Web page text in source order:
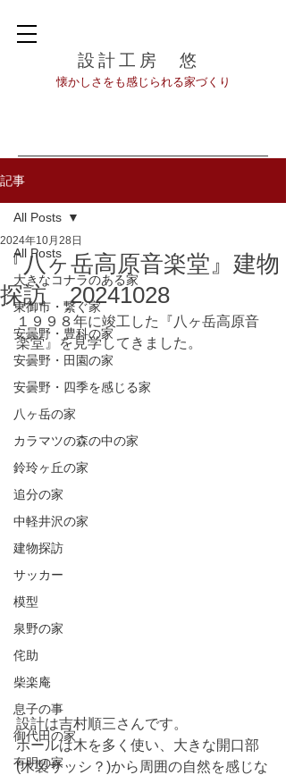
設計工房 悠
​懐かしさをも感じられる家づくり
記事
All Posts
大きなコナラのある家
東御市・繋ぐ家
安曇野・豊科の家
安曇野・田園の家
安曇野・四季を感じる家
八ヶ岳の家
カラマツの森の中の家
鈴玲ヶ丘の家
追分の家
中軽井沢の家
建物探訪
サッカー
模型
泉野の家
侘助
柴楽庵
息子の事
御代田の家
有明の家
All Posts
『八ヶ岳高原音楽堂』建物
探訪 20241028
2024年10月28日
１９９８年に竣工した『八ヶ岳高原音
楽堂』を見学してきました。
設計は吉村順三さんです。
ホールは木を多く使い、大きな開口部
(木製サッシ？)から周囲の自然を感じな